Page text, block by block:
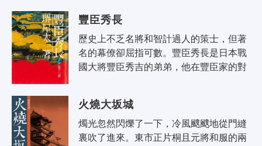
豐臣秀長
歷史上不乏名將和智計過人的策士，但著
名的幕僚卻屈指可數。豐臣秀長是日本戰
國大將豐臣秀吉的弟弟，他在豐臣家的對
火燒大坂城
燭光忽然閃爍了一下，冷風颼颼地從門縫
裏吹了進來。東市正片桐且元將和服的兩